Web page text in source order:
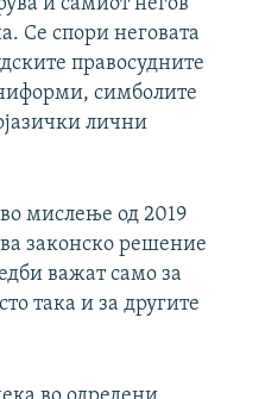
Се спори неговата
правосудните
симболите
лични
мислење од 2019
законско решение
важат само за
така и за другите